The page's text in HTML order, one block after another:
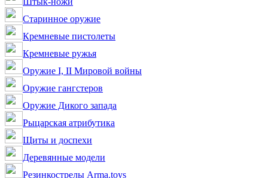
Старинное оружие
Кремневые пистолеты
Кремневые ружья
Оружие I, II Мировой войны
Оружие гангстеров
Оружие Дикого запада
Рыцарская атрибутика
Щиты и доспехи
Деревянные модели
Резинкострелы Arma.toys